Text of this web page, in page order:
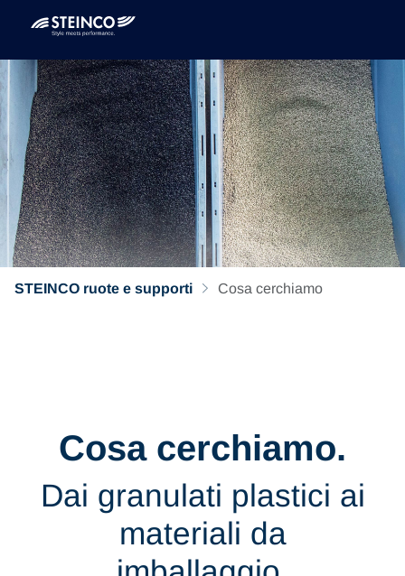
STEINCO ruote e supporti Cosa cerchiamo
Cosa cerchiamo.
Dai granulati plastici ai
materiali da